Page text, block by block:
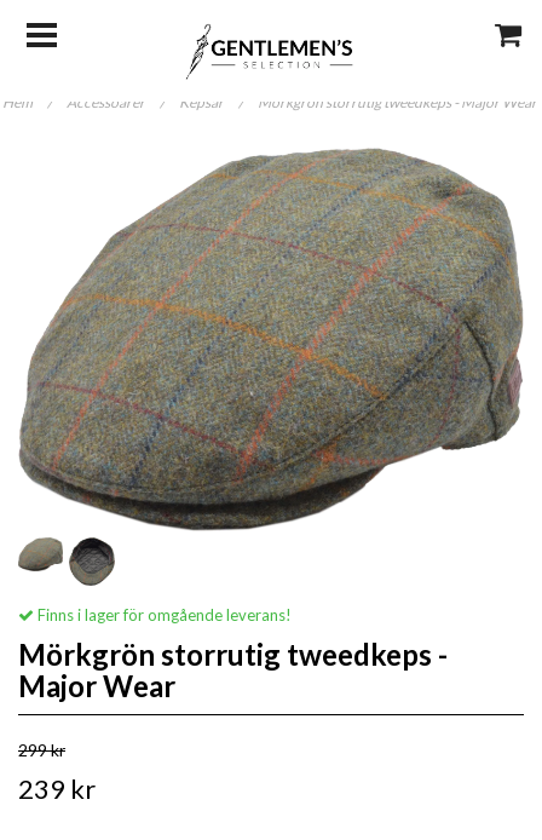
Hem / Accessoarer / Kepsar / Mörkgrön storrutig tweedkeps - Major Wear
Finns i lager för omgående leverans!
Mörkgrön storrutig tweedkeps -
Major Wear
299 kr
239 kr